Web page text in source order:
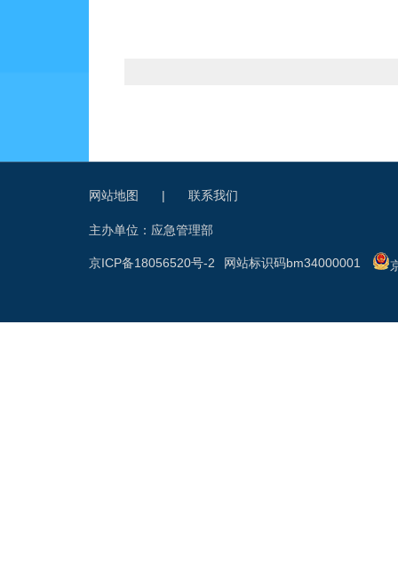
网站地图 | 联系我们
主办单位：应急管理部
网站标识码bm34000001
京ICP备18056520号-2